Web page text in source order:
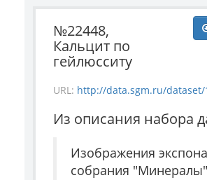
№22448,
Кальцит по
гейлюсситу
URL: http://data.sgm.ru/dataset/17744eed-27fa-4a9a-bc72-4e657fa570af/resource/dc50585d-fea2-4cfa-bef5-
Из описания набора
Изображения
собрания "Минералы"